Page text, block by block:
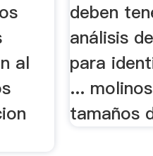
al
deben
análisis
para
...
tamaños